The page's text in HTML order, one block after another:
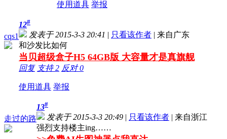
使用道具 举报
cqs1
12#
发表于 2015-3-3 20:41 | 只看该作者 | 来自广东
和沙发比如何
当贝超级盒子H5 64GB版 大容量才是真旗舰
回复 支持2 反对0
使用道具 举报
走过的路
13#
发表于 2015-3-3 20:49 | 只看该作者 | 来自浙江
强烈支持楼主ing……